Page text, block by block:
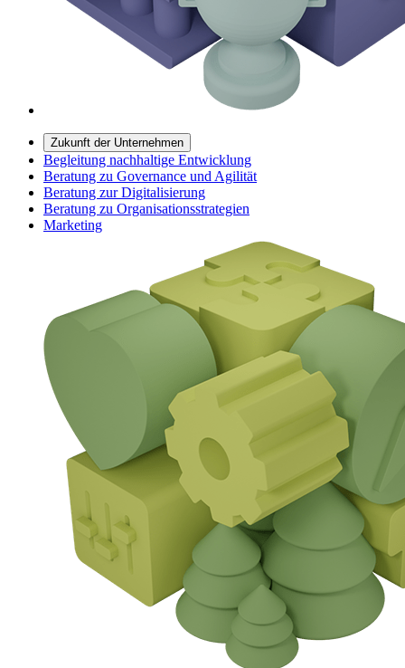
Zukunft der Unternehmen
Begleitung nachhaltige Entwicklung
Beratung zu Governance und Agilität
Beratung zur Digitalisierung
Beratung zu Organisationsstrategien
Marketing